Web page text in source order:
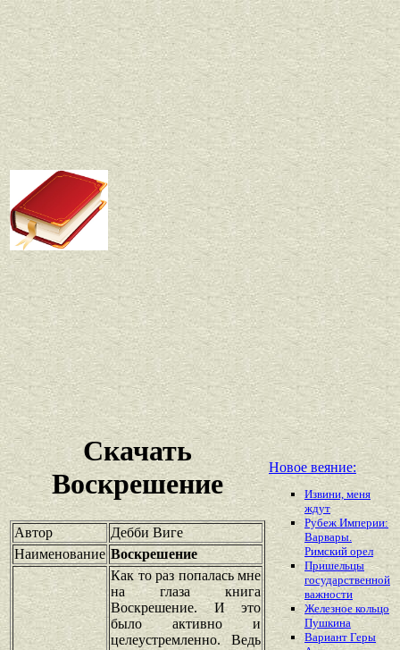
Скачать
Воскрешение
Автор
Дебби Виге
Наименование Воскрешение
Как то раз попалась мне
на глаза книга
Воскрешение. И это
было активно и
целеустремленно. Ведь
Новое веяние:
Извини, меня
ждут
Рубеж Империи:
Варвары.
Римский орел
Пришельцы
государственной
важности
Железное кольцо
Пушкина
Вариант Геры